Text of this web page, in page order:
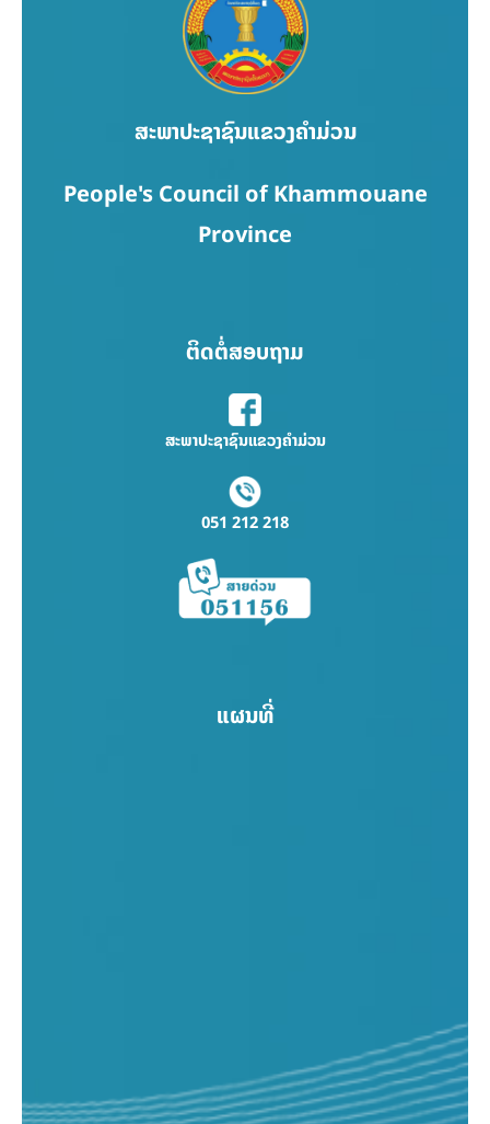
ສະພາປະຊາຊົນແຂວງຄຳມ່ວນ
People's Council of Khammouane
Province
ຕິດຕໍ່ສອບຖາມ
ສະພາປະຊາຊົນແຂວງຄຳມ່ວນ
051 212 218
ແຜນທີ່